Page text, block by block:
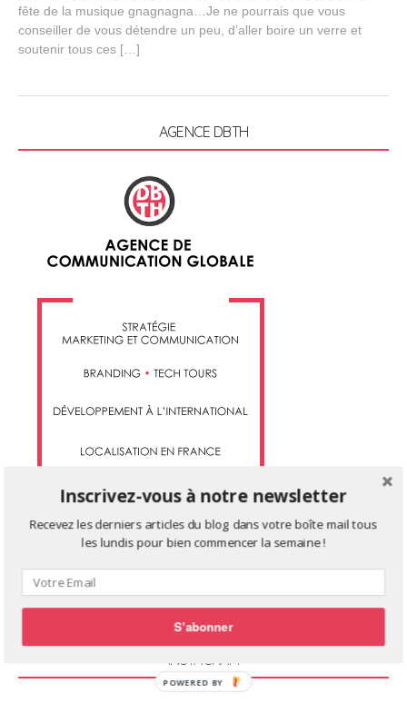
t
,
fête de la musique gnagnagna…Je ne pourrais que vous
conseiller de vous détendre un peu, d’aller boire un verre et
soutenir tous ces […]
AGENCE DBTH
TWITTER
Tweets de @DBTH_AA
INSTAGRAM
Inscrivez-vous à notre newsletter
Recevez les derniers articles du blog dans votre boîte mail tous
les lundis pour bien commencer la semaine !
S'abonner
POWERED BY